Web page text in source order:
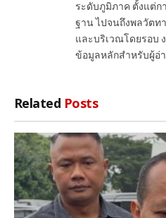
ระดับภูมิภาค ตั้งแต่ก
ฐาน ไปจนถึงพลวัตท
และบริเวณโดยรอบ
ข้อมูลหลักสำหรับผู้อ่
Related Posts